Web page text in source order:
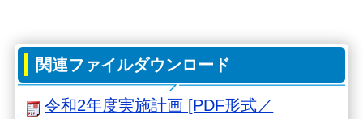
関連ファイルダウンロード
令和2年度実施計画 [PDF形式／